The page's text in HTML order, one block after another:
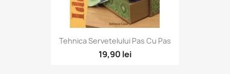
Tehnica Servetelului Pas Cu Pas
19,90 lei